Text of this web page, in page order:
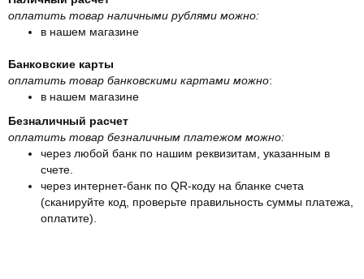
оплатить товар наличными рублями можно:
в нашем магазине
Банковские карты
оплатить товар банковскими картами можно:
в нашем магазине
Безналичный расчет
оплатить товар безналичным платежом можно:
через любой банк по нашим реквизитам, указанным в
счете.
через интернет-банк по QR-коду на бланке счета
(сканируйте код, проверьте правильность суммы платежа,
оплатите).